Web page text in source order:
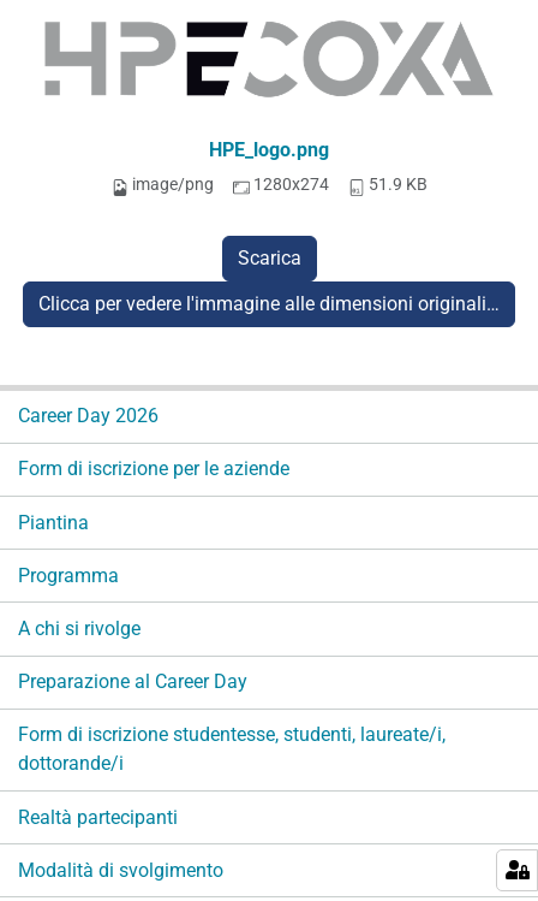
HPE_logo.png
image/png 1280x274 51.9 KB
Scarica
Clicca per vedere l'immagine alle dimensioni originali…
a
i
n
Career Day 2026
Form di iscrizione per le aziende
Piantina
Programma
A chi si rivolge
Preparazione al Career Day
Form di iscrizione studentesse, studenti, laureate/i,
dottorande/i
Realtà partecipanti
Modalità di svolgimento